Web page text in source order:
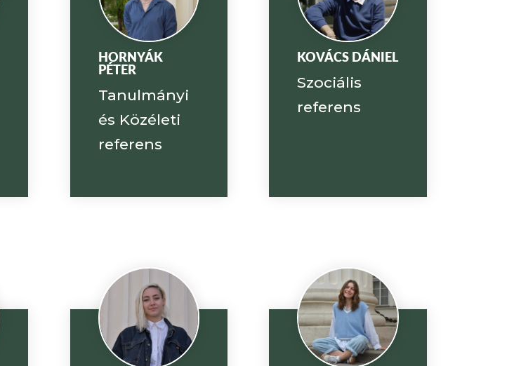
HORNYÁK
PÉTER
Tanulmányi
és Közéleti
referens
KOVÁCS DÁNIEL
Szociális
referens